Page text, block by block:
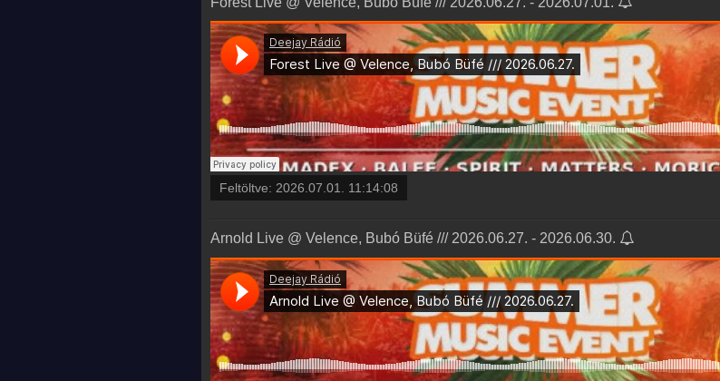
Feltöltve: 2026.07.01. 11:14:08
Arnold Live @ Velence, Bubó Büfé /// 2026.06.27. - 2026.06.30.